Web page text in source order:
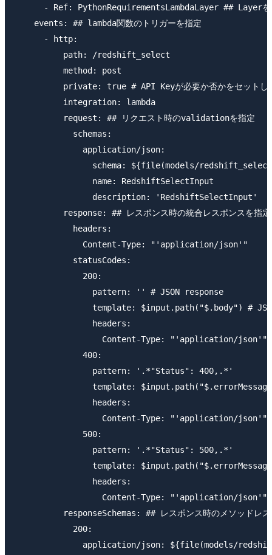
- Ref: PythonRequirementsLambdaLayer ## Layerを
    events: ## lambda関数のトリガーを指定
      - http:
          path: /redshift_select
          method: post
private: true # API Keyが必要か否かをセットし
          integration: lambda
          request: ## リクエスト時のvalidationを指定
            schemas:
              application/json:
schema: ${file(models/
                name: RedshiftSelectInput
                description: 'RedshiftSelectInput'
          response: ## レスポンス時の統合レスポンスを指定
            headers:
              Content-Type: "'application/json'"
            statusCodes:
              200:
                pattern: '' # JSON response
template: $input.path("$.body") #
                headers:
                  Content-Type: "'application/json'"
              400:
                pattern: '.*"Status": 400,.*'
template:
                headers:
                  Content-Type: "'application/json'"
              500:
                pattern: '.*"Status": 500,.*'
template:
                headers:
                  Content-Type: "'application/json'"
responseSchemas: ## レスポンス時のメソッドレス
            200:
application/json: ${file(models/